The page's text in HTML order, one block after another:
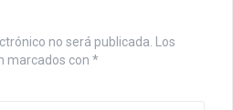
no será publicada.
Los
marcados con *